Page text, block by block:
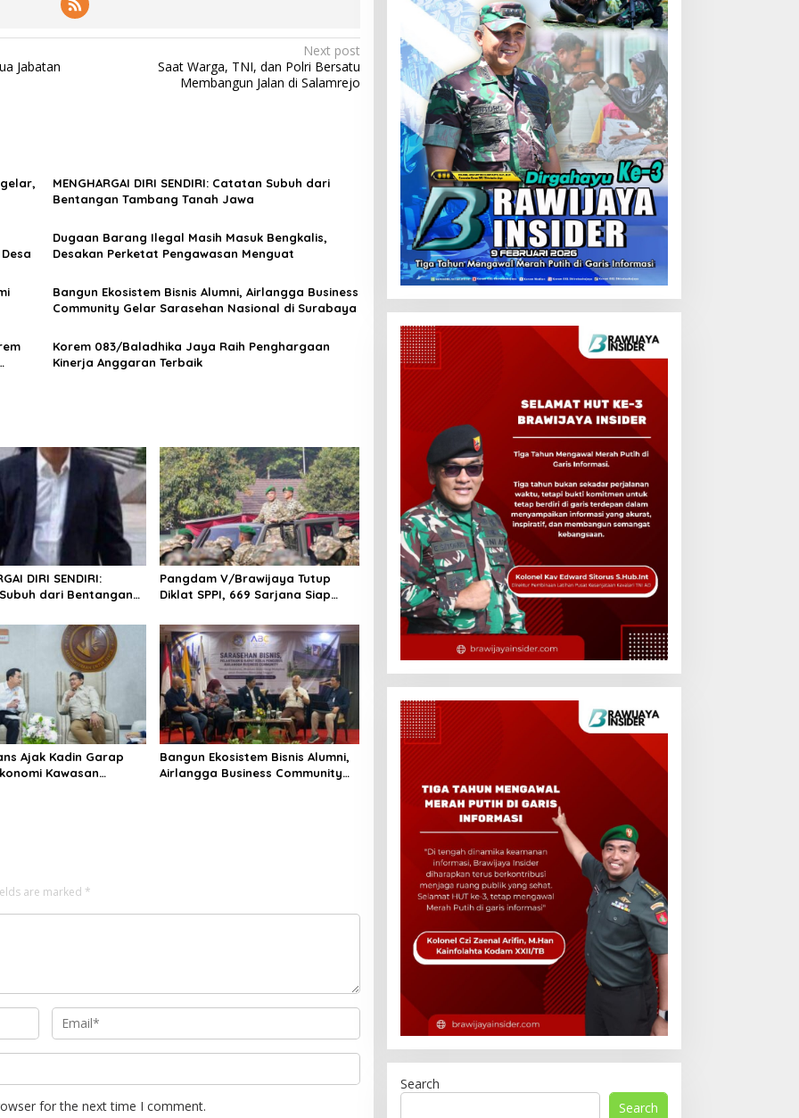
Jabatan
Next post
Saat Warga, TNI, dan Polri Bersatu
Membangun Jalan di Salamrejo
MENGHARGAI DIRI SENDIRI: Catatan Subuh dari
Bentangan Tambang Tanah Jawa
Dugaan Barang Ilegal Masih Masuk Bengkalis,
Desakan Perketat Pengawasan Menguat
Bangun Ekosistem Bisnis Alumni, Airlangga Business
Community Gelar Sarasehan Nasional di Surabaya
Korem 083/Baladhika Jaya Raih Penghargaan
Kinerja Anggaran Terbaik
DIRI SENDIRI:
dari Bentangan
Pangdam V/Brawijaya Tutup
Diklat SPPI, 669 Sarjana Siap
Desa
Ajak Kadin Garap
Kawasan
Bangun Ekosistem Bisnis Alumni,
Airlangga Business Community
are marked *
for the next time I comment.
Search
Search